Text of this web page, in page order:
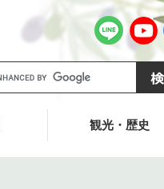
観光・歴史